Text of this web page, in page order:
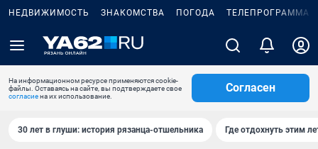
НЕДВИЖИМОСТЬ ЗНАКОМСТВА ПОГОДА ТЕЛЕПРОГРАММА
На информационном ресурсе применяются cookie-
файлы. Оставаясь на сайте, вы подтверждаете свое
согласиена их использование.
Согласен
30 лет в глуши: история рязанца-отшельника Где отдохнуть этим